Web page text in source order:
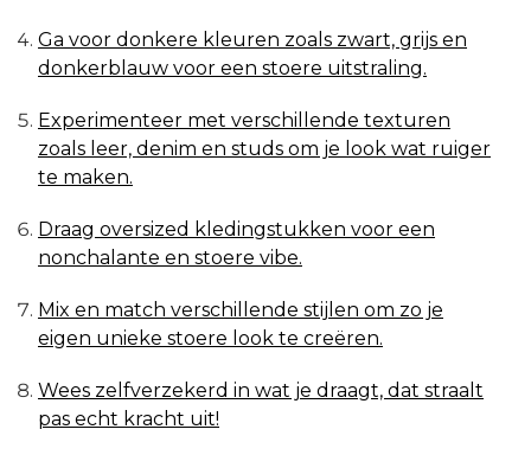
Ga voor donkere kleuren zoals zwart, grijs en
donkerblauw voor een stoere uitstraling.
Experimenteer met verschillende texturen
zoals leer, denim en studs om je look wat ruiger
te maken.
Draag oversized kledingstukken voor een
nonchalante en stoere vibe.
Mix en match verschillende stijlen om zo je
eigen unieke stoere look te creëren.
Wees zelfverzekerd in wat je draagt, dat straalt
pas echt kracht uit!